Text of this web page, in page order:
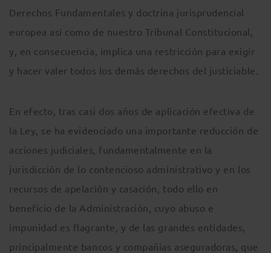
Derechos Fundamentales y doctrina jurisprudencial
europea así como de nuestro Tribunal Constitucional,
y, en consecuencia, implica una restricción para exigir
y hacer valer todos los demás derechos del justiciable.
En efecto, tras casi dos años de aplicación efectiva de
la Ley, se ha evidenciado una importante reducción de
acciones judiciales, fundamentalmente en la
jurisdicción de lo contencioso administrativo y en los
recursos de apelación y casación, todo ello en
beneficio de la Administración, cuyo abuso e
impunidad es flagrante, y de las grandes entidades,
principalmente bancos y compañías aseguradoras, que